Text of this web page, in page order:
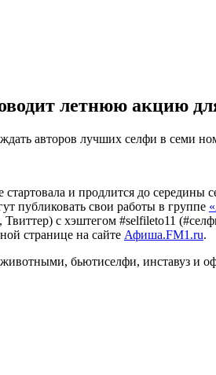
летнюю акцию
авторов лучших селфи в семи
и продлится до
публиковать свои работы в группе
с хэштегом #selfileto11
странице на сайте Афиша.FM1.ru.
бьютиселфи, инставуз и